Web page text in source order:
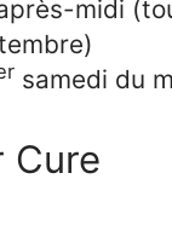
midi
samedi du
Cure